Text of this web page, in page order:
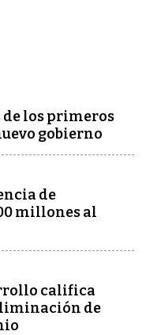
de los primeros
gobierno
de
millones al
califica
de